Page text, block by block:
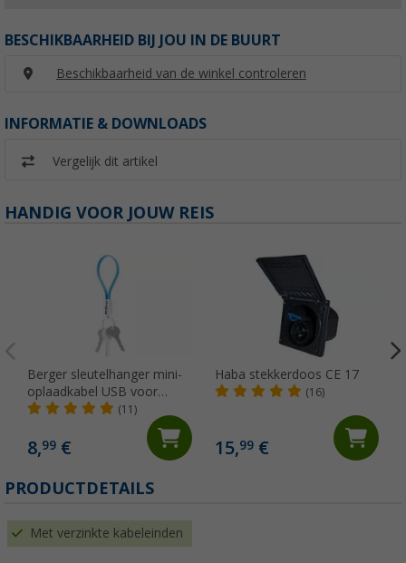
BESCHIKBAARHEID BIJ JOU IN DE BUURT
Beschikbaarheid van de winkel controleren
INFORMATIE & DOWNLOADS
Vergelijk dit artikel
HANDIG VOOR JOUW REIS
Berger sleutelhanger mini-
oplaadkabel USB voor
micro-USB
(11)
8,99 €
Haba stekkerdoos CE 17
(16)
15,99€
PRODUCTDETAILS
Met verzinkte kabeleinden